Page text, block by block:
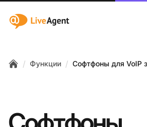
:site.title
/ Функции / Софтфоны для VoIP